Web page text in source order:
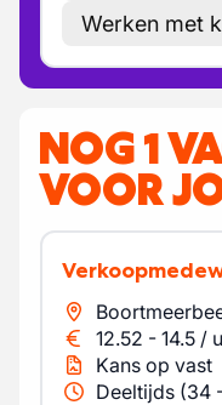
Werken met
NOG 1
VOOR
12.52 - 14.5 /
Kans op vast
Deeltijds (34